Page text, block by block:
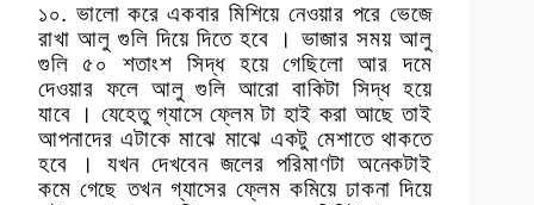
১০. ভালো করে একবার মিশিয়ে নেওয়ার পরে ভেজে
রাখা আলু গুলি দিয়ে দিতে হবে । ভাজার সময় আলু
গুলি ৫০ শতাংশ সিদ্ধ হয়ে গেছিলো আর দমে
দেওয়ার ফলে আলু গুলি আরো বাকিটা সিদ্ধ হয়ে
যাবে । যেহেতু গ্যাসে ফ্লেম টা হাই করা আছে তাই
আপনাদের এটাকে মাঝে মাঝে একটু মেশাতে থাকতে
হবে । যখন দেখবেন জলের পরিমাণটা অনেকটাই
কমে গেছে তখন গ্যাসের ফ্লেম কমিয়ে ঢাকনা দিয়ে